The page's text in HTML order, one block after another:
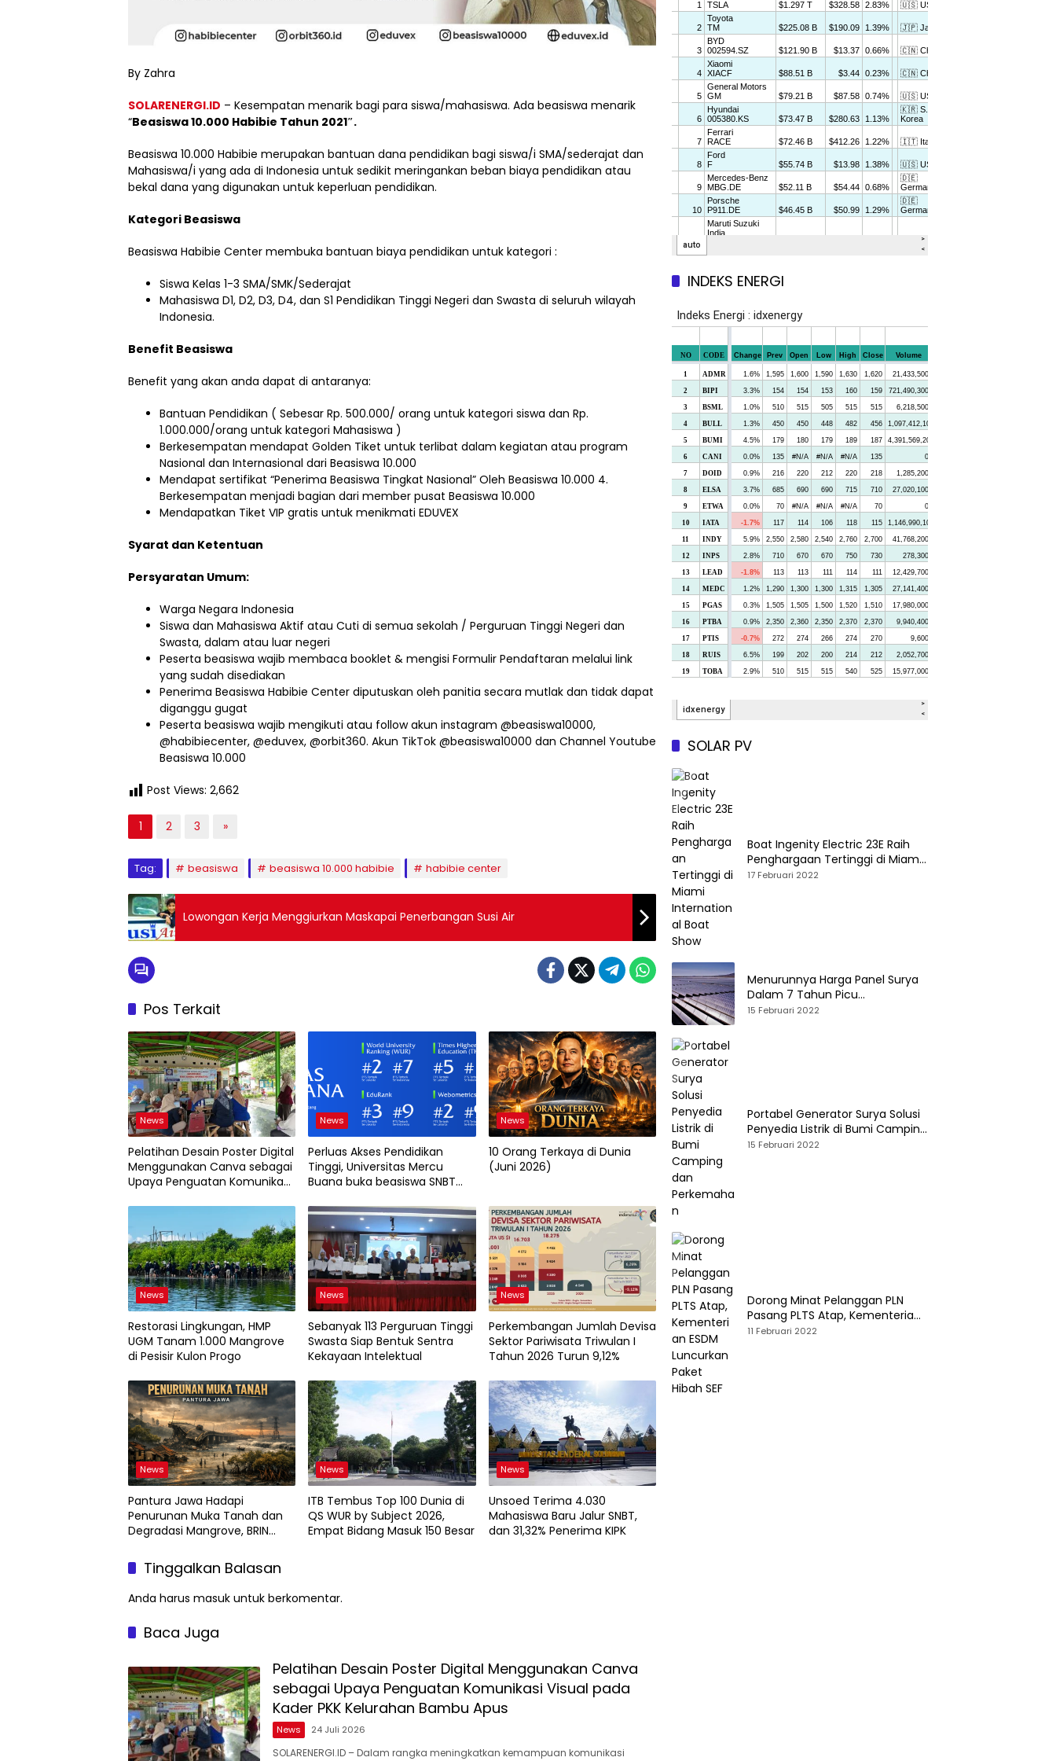
By Zahra
SOLARENERGI.ID – Kesempatan menarik bagi para siswa/mahasiswa. Ada beasiswa menarik
“Beasiswa 10.000 Habibie Tahun 2021″.
Beasiswa 10.000 Habibie merupakan bantuan dana pendidikan bagi siswa/i SMA/sederajat dan
Mahasiswa/i yang ada di Indonesia untuk sedikit meringankan beban biaya pendidikan atau
bekal dana yang digunakan untuk keperluan pendidikan.
Kategori Beasiswa
Beasiswa Habibie Center membuka bantuan biaya pendidikan untuk kategori :
Siswa Kelas 1-3 SMA/SMK/Sederajat
Mahasiswa D1, D2, D3, D4, dan S1 Pendidikan Tinggi Negeri dan Swasta di seluruh wilayah
Indonesia.
Benefit Beasiswa
Benefit yang akan anda dapat di antaranya:
Bantuan Pendidikan ( Sebesar Rp. 500.000/ orang untuk kategori siswa dan Rp.
1.000.000/orang untuk kategori Mahasiswa )
Berkesempatan mendapat Golden Tiket untuk terlibat dalam kegiatan atau program
Nasional dan Internasional dari Beasiswa 10.000
Mendapat sertifikat “Penerima Beasiswa Tingkat Nasional” Oleh Beasiswa 10.000 4.
Berkesempatan menjadi bagian dari member pusat Beasiswa 10.000
Mendapatkan Tiket VIP gratis untuk menikmati EDUVEX
Syarat dan Ketentuan
Persyaratan Umum:
Warga Negara Indonesia
Siswa dan Mahasiswa Aktif atau Cuti di semua sekolah / Perguruan Tinggi Negeri dan
Swasta, dalam atau luar negeri
Peserta beasiswa wajib membaca booklet & mengisi Formulir Pendaftaran melalui link
yang sudah disediakan
Penerima Beasiswa Habibie Center diputuskan oleh panitia secara mutlak dan tidak dapat
diganggu gugat
Peserta beasiswa wajib mengikuti atau follow akun instagram @beasiswa10000,
@habibiecenter, @eduvex, @orbit360. Akun TikTok @beasiswa10000 dan Channel Youtube
Beasiswa 10.000
Post Views: 2,662
1 2 3 »
Tag: beasiswa beasiswa 10.000 habibie habibie center
Lowongan Kerja Menggiurkan Maskapai Penerbangan Susi Air
Pos Terkait
News
Pelatihan Desain Poster Digital
Menggunakan Canva sebagai
Upaya Penguatan Komunikasi
Kelurahan Bambu Apus
News
Perluas Akses Pendidikan
Tinggi, Universitas Mercu
Buana buka beasiswa SNBT
News
10 Orang Terkaya di Dunia
(Juni 2026)
News
Restorasi Lingkungan, HMP
UGM Tanam 1.000 Mangrove
di Pesisir Kulon Progo
News
Sebanyak 113 Perguruan Tinggi
Swasta Siap Bentuk Sentra
Kekayaan Intelektual
News
Perkembangan Jumlah Devisa
Sektor Pariwisata Triwulan I
Tahun 2026 Turun 9,12%
News
Pantura Jawa Hadapi
Penurunan Muka Tanah dan
Degradasi Mangrove, BRIN
Geospasial
News
ITB Tembus Top 100 Dunia di
QS WUR by Subject 2026,
Empat Bidang Masuk 150 Besar
News
Unsoed Terima 4.030
Mahasiswa Baru Jalur SNBT,
dan 31,32% Penerima KIPK
Tinggalkan Balasan
Anda harus masuk untuk berkomentar.
Baca Juga
Pelatihan Desain Poster Digital Menggunakan Canva
sebagai Upaya Penguatan Komunikasi Visual pada
Kader PKK Kelurahan Bambu Apus
News 24 Juli 2026
SOLARENERGI.ID – Dalam rangka meningkatkan kemampuan komunikasi
INDEKS ENERGI
SOLAR PV
Boat Ingenity Electric 23E Raih
Penghargaan Tertinggi di Miami
International Boat Show
17 Februari 2022
Menurunnya Harga Panel Surya
Dalam 7 Tahun Picu
Tumbuhnya PLTS Global
15 Februari 2022
Portabel Generator Surya Solusi
Penyedia Listrik di Bumi Camping
dan Perkemahan
15 Februari 2022
Dorong Minat Pelanggan PLN
Pasang PLTS Atap, Kementerian
ESDM Luncurkan Paket Hibah SEF
11 Februari 2022